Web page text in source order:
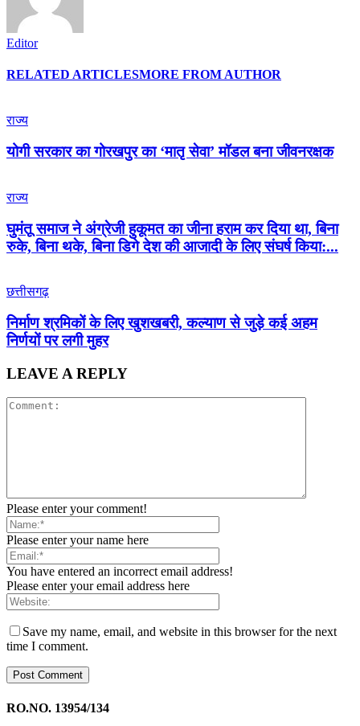
Editor
RELATED ARTICLESMORE FROM AUTHOR
राज्य
योगी सरकार का गोरखपुर का ‘मातृ सेवा’ मॉडल बना जीवनरक्षक
राज्य
घुमंतू समाज ने अंग्रेजी हुकूमत का जीना हराम कर दिया था, बिना
रुके, बिना थके, बिना डिगे देश की आजादी के लिए संघर्ष किया:...
छत्तीसगढ़
निर्माण श्रमिकों के लिए खुशखबरी, कल्याण से जुड़े कई अहम
निर्णयों पर लगी मुहर
LEAVE A REPLY
Please enter your comment!
Please enter your name here
You have entered an incorrect email address!
Please enter your email address here
Save my name, email, and website in this browser for the next
time I comment.
RO.NO. 13954/134